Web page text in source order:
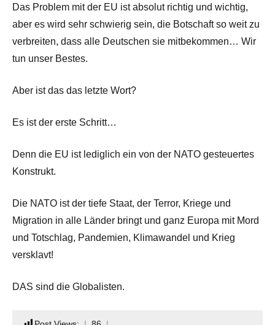
Das Problem mit der EU ist absolut richtig und wichtig,
aber es wird sehr schwierig sein, die Botschaft so weit zu
verbreiten, dass alle Deutschen sie mitbekommen… Wir
tun unser Bestes.
Aber ist das das letzte Wort?
Es ist der erste Schritt…
Denn die EU ist lediglich ein von der NATO gesteuertes
Konstrukt.
Die NATO ist der tiefe Staat, der Terror, Kriege und
Migration in alle Länder bringt und ganz Europa mit Mord
und Totschlag, Pandemien, Klimawandel und Krieg
versklavt!
DAS sind die Globalisten.